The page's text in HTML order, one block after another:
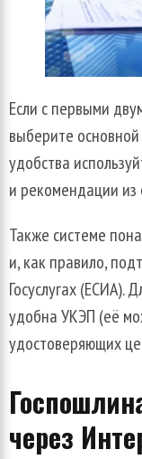
Если с первыми
выберите
удобства
и рекомендации из
Также системе
и, как правило,
Госуслугах (ЕСИА).
удобна УКЭП (её
удостоверяющих
через